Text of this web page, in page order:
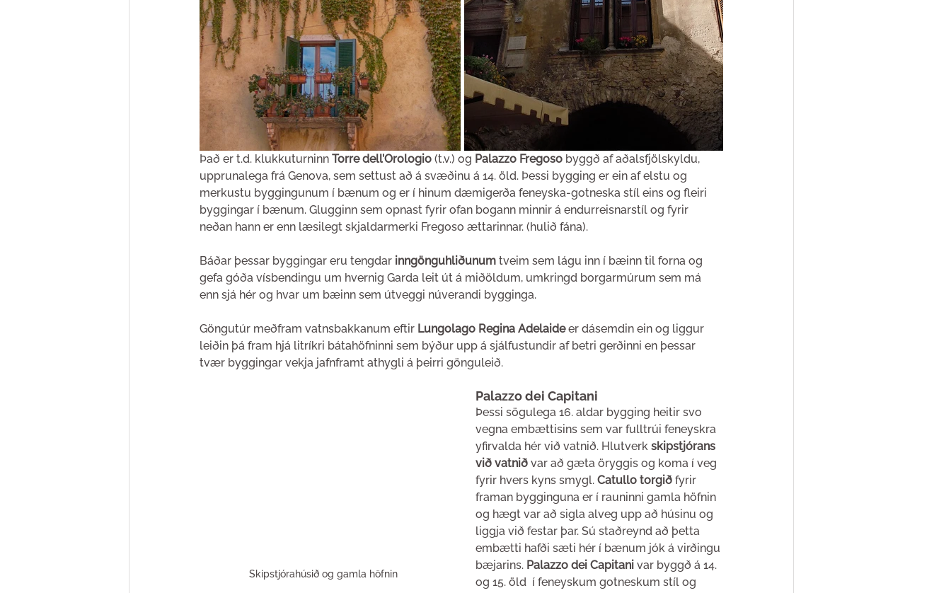
Það er t.d. klukkuturninn Torre dell’Orologio (t.v.) og Palazzo Fregoso byggð af aðalsfjölskyldu,
upprunalega frá Genova, sem settust að á svæðinu á 14. öld. Þessi bygging er ein af elstu og
merkustu byggingunum í bænum og er í hinum dæmigerða feneyska-gotneska stíl eins og fleiri
byggingar í bænum. Glugginn sem opnast fyrir ofan bogann minnir á endurreisnarstíl og fyrir
neðan hann er enn læsilegt skjaldarmerki Fregoso ættarinnar. (hulið fána).
Báðar þessar byggingar eru tengdar inngönguhliðunum tveim sem lágu inn í bæinn til forna og
gefa góða vísbendingu um hvernig Garda leit út á miðöldum, umkringd borgarmúrum sem má
enn sjá hér og hvar um bæinn sem útveggi núverandi bygginga.
Göngutúr meðfram vatnsbakkanum eftir Lungolago Regina Adelaide er dásemdin ein og liggur
leiðin þá fram hjá litríkri bátahöfninni sem býður upp á sjálfustundir af betri gerðinni en þessar
tvær byggingar vekja jafnframt athygli á þeirri gönguleið.
Skipstjórahúsið og gamla höfnin
Palazzo dei Capitani
Þessi sögulega 16. aldar bygging heitir svo
vegna embættisins sem var fulltrúi feneyskra
yfirvalda hér við vatnið. Hlutverk skipstjórans
við vatnið var að gæta öryggis og koma í veg
fyrir hvers kyns smygl. Catullo torgið fyrir
framan bygginguna er í rauninni gamla höfnin
og hægt var að sigla alveg upp að húsinu og
liggja við festar þar. Sú staðreynd að þetta
embætti hafði sæti hér í bænum jók á virðingu
bæjarins. Palazzo dei Capitani var byggð á 14.
og 15. öld  í feneyskum gotneskum stíl og